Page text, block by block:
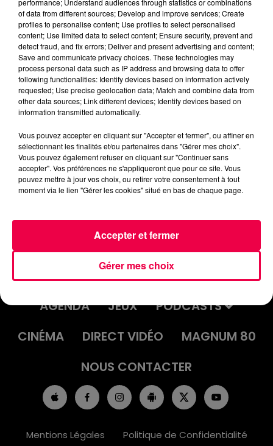
Flash infos
Crédit :Flash infos
podcasts/2022/04/2022-04-26-09-42-
14_20220426_ANNIVERSAIRES.mp3
ACCUEIL INFOS
EMISSIONS
AGENDA
JEUX
PODCASTS
CINÉMA
DIRECT VIDÉO
MAGNUM 80
NOUS CONTACTER
Mentions Légales Politique de Confidentialité
of data from different sources; Develop and improve services; Create
profiles to personalise content; Use profiles to select personalised
content; Use limited data to select content; Ensure security, prevent and
detect fraud, and fix errors; Deliver and present advertising and content;
Save and communicate privacy choices. These technologies may
process personal data such as IP address and browsing data to offer
following functionalities: Identify devices based on information actively
requested; Use precise geolocation data; Match and combine data from
other data sources; Link different devices; Identify devices based on
information transmitted automatically.
Vous pouvez accepter en cliquant sur "Accepter et fermer", ou affiner en
sélectionnant les finalités et/ou partenaires dans "Gérer mes choix".
Vous pouvez également refuser en cliquant sur "Continuer sans
accepter". Vos préférences ne s'appliqueront que pour ce site. Vous
pouvez mettre à jour vos choix, ou retirer votre consentement à tout
moment via le lien "Gérer les cookies" situé en bas de chaque page.
Gérer mes choix
Accepter et fermer